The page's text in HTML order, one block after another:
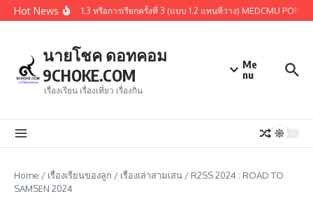
Skip to content
Hot News
านการคัดเลือกรอบ 1.3 หรือการเรียกครั้งที่ 3 (แบบ 1.2 แทนที่ว่าง) MEDCMU
นายโชค ดอทคอม
9CHOKE.COM
เรื่องเรียน เรื่องเที่ยว เรื่องกิน
Me
nu
Home / เรื่องเรียนของลูก / เรื่องเล่าสามเสน / R2SS 2024 : ROAD TO
SAMSEN 2024